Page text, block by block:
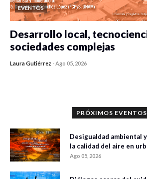
EVENTOS
Desarrollo local,
sociedades complejas
Laura Gutiérrez -Ago 05, 2026
PRÓXIMOS EVENTOS
Desigualdad ambiental
la calidad del aire en
Ago 05, 2026